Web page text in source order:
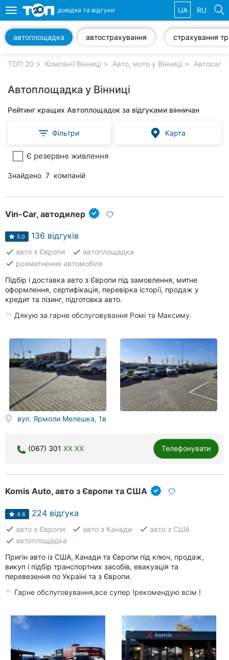
компанії
Популярні
клініки
Приватні
клініки
Автошколи
Ресторани
Всі
рубрики
Всі
міста:
Вінниця
Житомир
Тернопіль
Хмельницький
Одеса
Кропивницький
Харків
Запоріжжя
Львів
Кривий
Ріг
Toggle
navigation
довідка та відгуки UA RU
автострахування
автоплощадка
ТОП 20 Компанії Вінниці Авто, мото у Вінниці
Автоплощадка у Вінниці
Рейтинг кращих Автоплощадок за відгуками вінничан
Фільтри Карта
Є резервне живлення
Знайдено 7 компаній
Vin-Car, автодилер
5.0 136 відгуків
done авто з Європи done автоплощадка
done розмитнення автомобіля
Підбір і доставка авто з Європи під замовлення, митне
оформлення, сертифікація, перевірка історії, продаж у
кредит та лізинг, підготовка авто.
Дякую за гарне обслуговування Ромі та Максиму.
вул. Ярмоли Мелешка, 1в
(067) 301 XX XX Телефонувати
Komis Auto, авто з Європи та США
4.6 224 відгука
done авто з Європи done авто з Канади done авто з США
done автоплощадка
Пригін авто із США, Канади та Європи під ключ, продаж,
викуп і підбір транспортних засобів, евакуація та
перевезення по Україні та з Європи.
Гарне обслуговування,все супер !рекомендую всім !